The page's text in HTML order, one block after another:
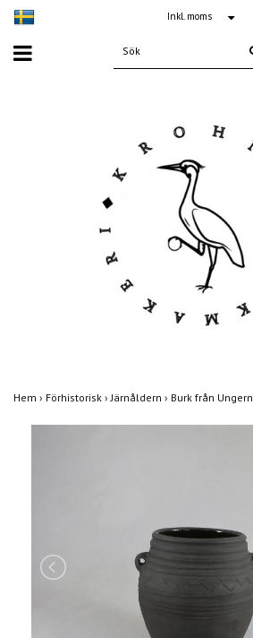
Inkl. moms
Hem › Förhistorisk ›Järnåldern › Burk från Ungern